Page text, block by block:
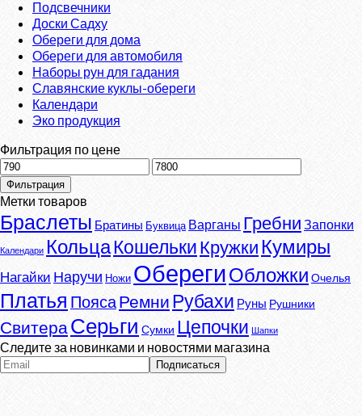
Подсвечники
Доски Садху
Обереги для дома
Обереги для автомобиля
Наборы рун для гадания
Славянские куклы-обереги
Календари
Эко продукция
Фильтрация по цене
Минимальная
цена
Максимальная
цена
Фильтрация
Метки товаров
Браслеты Братины Буквица Варганы Гребни Запонки
Календари КольцаКошелькиКружки Кумиры
Нагайки Наручи Ножи ОберегиОбложки Очелья
Платья ПоясаРемни Рубахи Руны Рушники
СвитераСерьги Сумки Цепочки Шапки
Следите за новинками и новостями магазина